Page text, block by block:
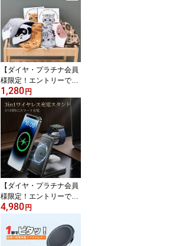
【ダイヤ・プラチナ会員
様限定！エントリーでポ
イント10倍！】ねこハン
カチ 今治タオル 毛並み
にゃんこシリーズ 猫 刺
繍 25×25cm 綿100% 日
本製 吸水 プレゼント ギ
フト 誕生日 母の日 内祝
い 出産祝い 結婚祝い 景
品 黒猫 白猫 かわいい 贈
り物 ぬこ ねこ キャット
cat
1,280 円
【ダイヤ・プラチナ会員
様限定！エントリーでポ
イント10倍！】【安心の
充電器 急速 15W 充電ス
タンド iPhone 15 14 13
4,980 円